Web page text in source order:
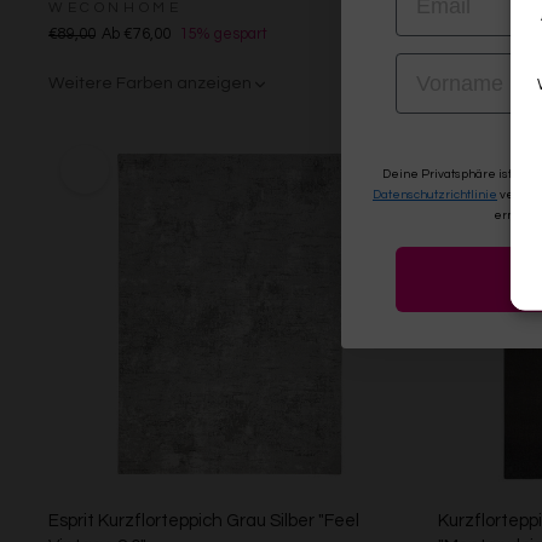
€89,00 Ab €76,00 15% gespart
Weitere
Esprit Kurzflorteppich Grau Silber "Feel
VORNAME
Deine Privatsphäre ist uns
Datenschutzrichtlinie